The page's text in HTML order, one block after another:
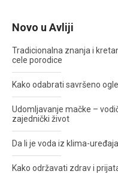
Novo u Avliji
Tradicionalna znanja i
cele porodice
Kako odabrati savršeno
Udomljavanje mačke –
zajednički život
Da li je voda iz klima-
Kako održavati zdrav i